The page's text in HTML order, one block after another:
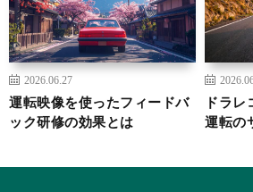
2026.06.27
運転映像を使ったフィードバ
ック研修の効果とは
ドラ
運転の